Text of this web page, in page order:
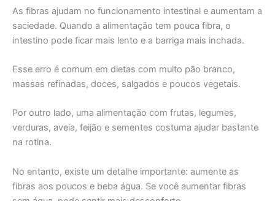
As fibras ajudam no funcionamento intestinal e aumentam a
saciedade. Quando a alimentação tem pouca fibra, o
intestino pode ficar mais lento e a barriga mais inchada.
Esse erro é comum em dietas com muito pão branco,
massas refinadas, doces, salgados e poucos vegetais.
Por outro lado, uma alimentação com frutas, legumes,
verduras, aveia, feijão e sementes costuma ajudar bastante
na rotina.
No entanto, existe um detalhe importante: aumente as
fibras aos poucos e beba água. Se você aumentar fibras